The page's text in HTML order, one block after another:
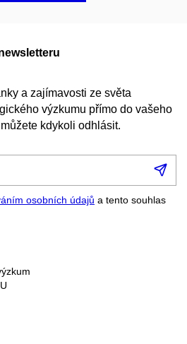
a zajímavosti ze světa
výzkumu přímo do vašeho
kdykoli odhlásit.
osobních údajů a tento souhlas